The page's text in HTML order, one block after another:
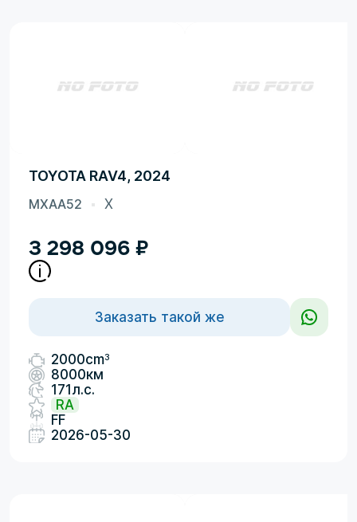
TOYOTA RAV4, 2024
MXAA52 X
3 298 096 ₽
Заказать такой же
2000cm3
8000км
171л.с.
RA
FF
2026-05-30